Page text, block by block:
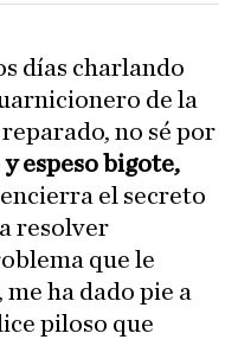
días charlando
de la
no sé por
espeso bigote,
el secreto
resolver
que le
ha dado pie a
piloso que